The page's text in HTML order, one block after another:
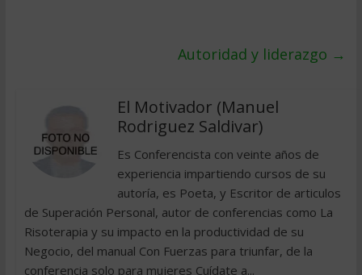
Autoridad y liderazgo →
El Motivador (Manuel
Rodriguez Saldivar)
Es Conferencista con veinte años de
experiencia impartiendo cursos de su
autoría, es Poeta, y Escritor de articulos
de Superación Personal, autor de conferencias como La
Risoterapia y su impacto en la productividad de su
Negocio, del manual Con Fuerzas para triunfar, de la
conferencia solo para mujeres Cuídate a...